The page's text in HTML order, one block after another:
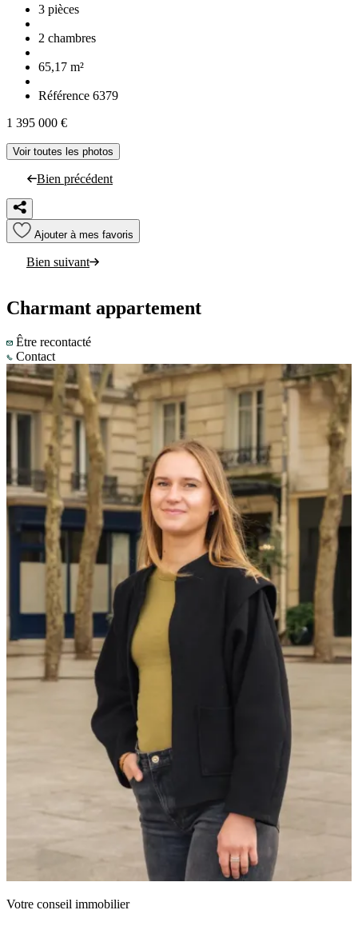
3 pièces
2 chambres
65,17 m²
Référence 6379
1 395 000 €
Voir toutes les photos
Bien précédent
Ajouter à mes favoris
Bien suivant
Charmant appartement
Être recontacté
Contact
Votre conseil immobilier